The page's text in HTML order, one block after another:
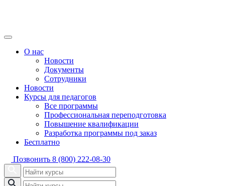
О нас
Новости
Документы
Сотрудники
Новости
Курсы для педагогов
Все программы
Профессиональная переподготовка
Повышение квалификации
Разработка программы под заказ
Бесплатно
Позвонить 8 (800) 222-08-30